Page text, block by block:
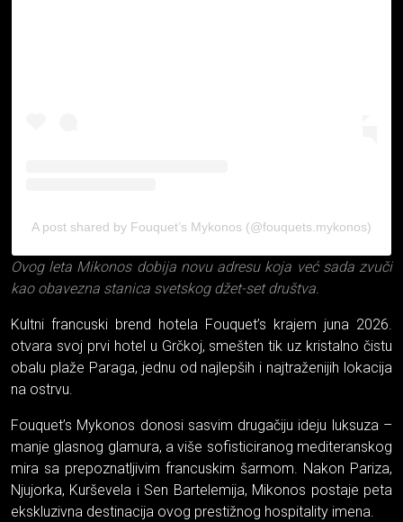
A post shared by Fouquet’s Mykonos (@fouquets.mykonos)
Ovog leta Mikonos dobija novu adresu koja već sada zvuči
kao obavezna stanica svetskog džet-set društva.
Kultni francuski brend hotela Fouquet’s krajem juna 2026.
otvara svoj prvi hotel u Grčkoj, smešten tik uz kristalno čistu
obalu plaže Paraga, jednu od najlepših i najtraženijih lokacija
na ostrvu.
Fouquet’s Mykonos donosi sasvim drugačiju ideju luksuza –
manje glasnog glamura, a više sofisticiranog mediteranskog
mira sa prepoznatljivim francuskim šarmom. Nakon Pariza,
Njujorka, Kurševela i Sen Bartelemija, Mikonos postaje peta
ekskluzivna destinacija ovog prestižnog hospitality imena.